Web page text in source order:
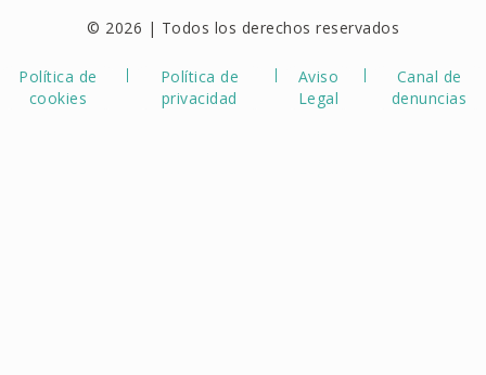
© 2026 | Todos los derechos reservados
Política de
cookies
Política de
privacidad
Aviso
Legal
Canal de
denuncias